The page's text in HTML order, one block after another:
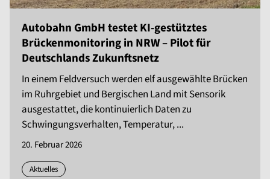
Autobahn GmbH testet KI-gestütztes
Brückenmonitoring in NRW – Pilot für
Deutschlands Zukunftsnetz
In einem Feldversuch werden elf ausgewählte Brücken
im Ruhrgebiet und Bergischen Land mit Sensorik
ausgestattet, die kontinuierlich Daten zu
Schwingungsverhalten, Temperatur, ...
20. Februar 2026
Aktuelles